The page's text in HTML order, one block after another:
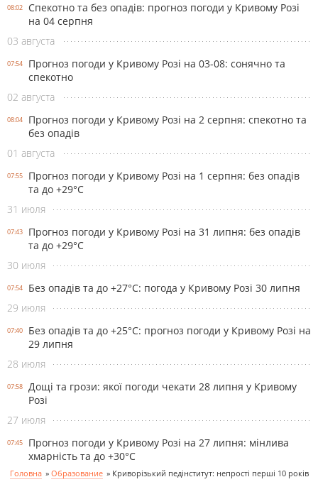
08:02
Спекотно та без опадів: прогноз погоди у Кривому Розі
на 04 серпня
03 августа
07:54
Прогноз погоди у Кривому Розі на 03-08: сонячно та
спекотно
02 августа
08:04
Прогноз погоди у Кривому Розі на 2 серпня: спекотно та
без опадів
01 августа
07:55
Прогноз погоди у Кривому Розі на 1 серпня: без опадів
та до +29°С
31 июля
07:43
Прогноз погоди у Кривому Розі на 31 липня: без опадів
та до +29°С
30 июля
07:54
Без опадів та до +27°С: погода у Кривому Розі 30 липня
29 июля
07:40
Без опадів та до +25°С: прогноз погоди у Кривому Розі на
29 липня
28 июля
07:58
Дощі та грози: якої погоди чекати 28 липня у Кривому
Розі
27 июля
07:45
Прогноз погоди у Кривому Розі на 27 липня: мінлива
хмарність та до +30°С
Головна » Образование » Криворізький педінститут: непрості перші 10 років